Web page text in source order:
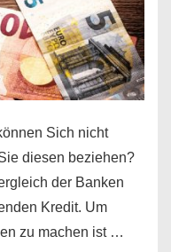
Sich nicht
diesen beziehen?
der Banken
Kredit. Um
zu machen ist …